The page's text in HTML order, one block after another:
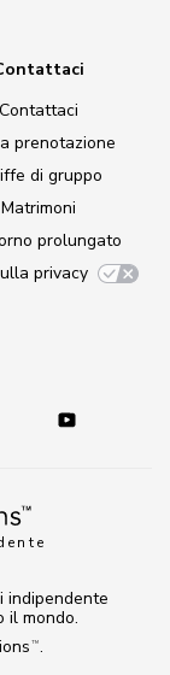
Contattaci
prenotazione
di gruppo
Matrimoni
prolungato
privacy
TM .
indipendente
il mondo.